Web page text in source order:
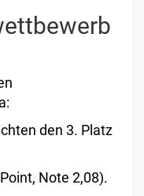
den 3. Platz
Note 2,08).